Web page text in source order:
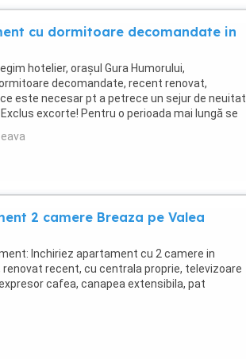
cu dormitoare decomandate in
hotelier, orașul Gura Humorului,
decomandate, recent renovat,
este necesar pt a petrece un sejur de neuitat
excorte! Pentru o perioada mai lungă se
2 camere Breaza pe Valea
Inchiriez apartament cu 2 camere in
recent, cu centrala proprie, televizoare
cafea, canapea extensibila, pat